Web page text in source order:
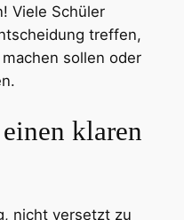
Viele Schüler
treffen,
sollen oder
klaren
nicht versetzt zu